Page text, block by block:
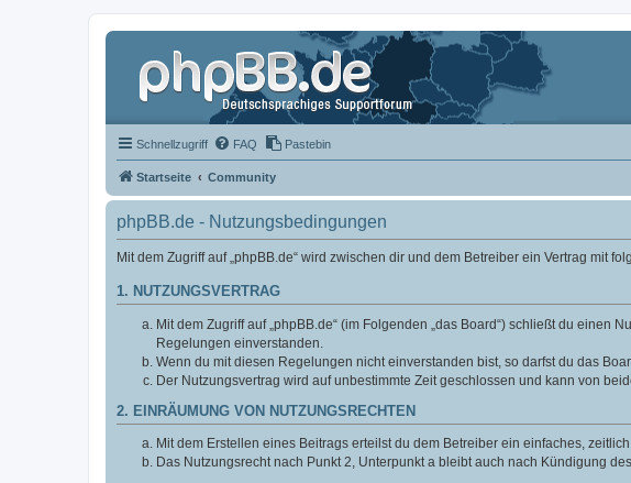
Schnellzugriff FAQ Pastebin
Startseite Community
phpBB.de - Nutzungsbedingungen
Mit dem Zugriff auf „phpBB.de“ wird zwischen dir und dem Betreiber ein Vertrag mit
1. NUTZUNGSVERTRAG
Mit dem Zugriff auf „phpBB.de“ (im Folgenden „das Board“) schließt du
Regelungen einverstanden.
Wenn du mit diesen Regelungen nicht einverstanden bist, so darfst du das
Der Nutzungsvertrag wird auf unbestimmte Zeit geschlossen und kann von
2. EINRÄUMUNG VON NUTZUNGSRECHTEN
Mit dem Erstellen eines Beitrags erteilst du dem Betreiber ein einfaches,
Das Nutzungsrecht nach Punkt 2, Unterpunkt a bleibt auch nach Kündigung